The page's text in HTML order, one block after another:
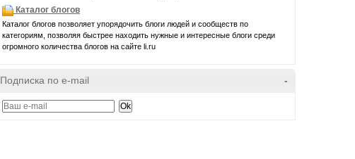
Каталог блогов
Каталог блогов позволяет упорядочить блоги людей и сообществ по
категориям, позволяя быстрее находить нужные и интересные блоги среди
огромного количества блогов на сайте li.ru
-
Подписка по e-mail